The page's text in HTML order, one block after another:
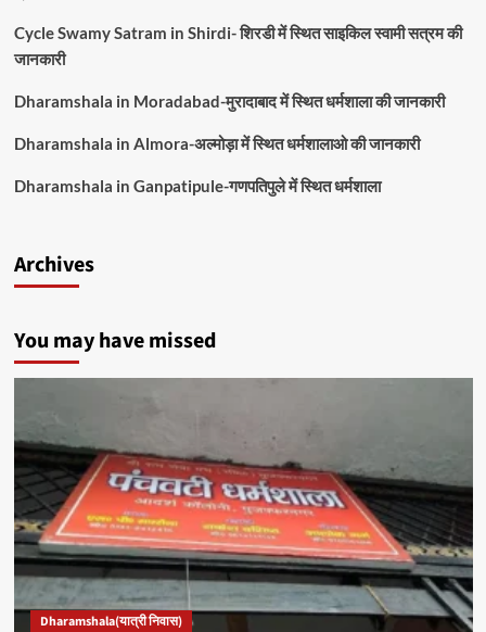
Cycle Swamy Satram in Shirdi- शिरडी में स्थित साइकिल स्वामी सत्रम की
जानकारी
Dharamshala in Moradabad-मुरादाबाद में स्थित धर्मशाला की जानकारी
Dharamshala in Almora-अल्मोड़ा में स्थित धर्मशालाओ की जानकारी
Dharamshala in Ganpatipule-गणपतिपुले में स्थित धर्मशाला
Archives
You may have missed
Dharamshala(यात्री निवास)